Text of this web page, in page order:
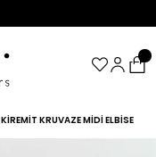
KIREMIT KRUVAZE MIDI ELBISE